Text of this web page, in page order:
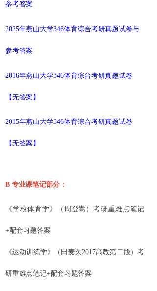
参考答案
2025年燕山大学346体育综合考研真题试卷与
参考答案
2016年燕山大学346体育综合考研真题试卷
【无答案】
2015年燕山大学346体育综合考研真题试卷
【无答案】
B 专业课笔记部分：
《学校体育学》（周登嵩）考研重难点笔记
+配套习题答案
《运动训练学》（田麦久2017高教第二版）考
研重难点笔记+配套习题答案